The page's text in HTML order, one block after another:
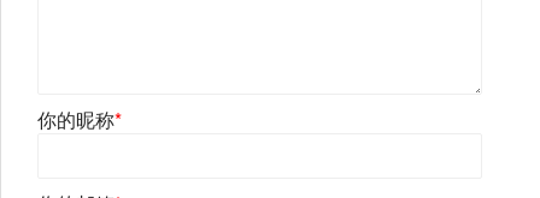
你的昵称*